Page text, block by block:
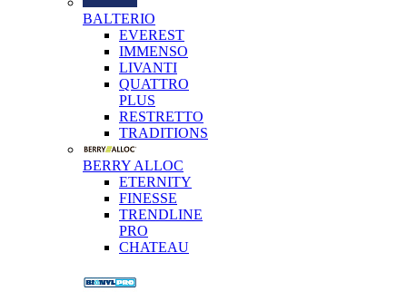
BALTERIO
EVEREST
IMMENSO
LIVANTI
QUATTRO
PLUS
RESTRETTO
TRADITIONS
BERRY ALLOC
ETERNITY
FINESSE
TRENDLINE
PRO
CHATEAU